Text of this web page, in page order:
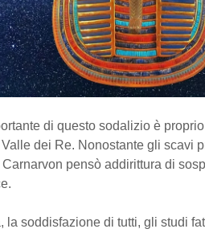
di questo sodalizio è
dei Re. Nonostante gli scavi
pensò addirittura di
la soddisfazione di tutti, gli studi